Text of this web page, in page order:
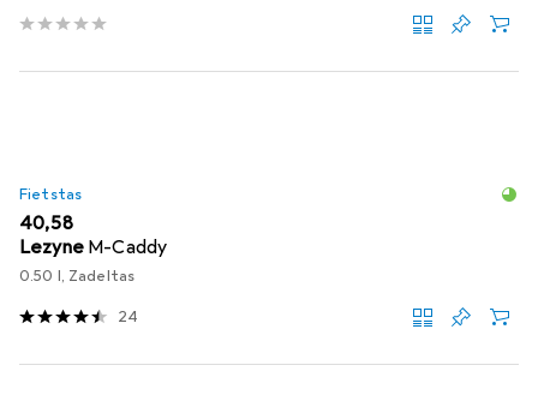
Fietstas
EUR
40,58
Lezyne M-Caddy
0.50 l, Zadeltas
24